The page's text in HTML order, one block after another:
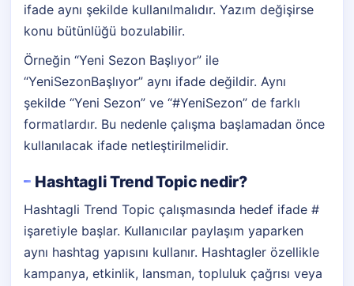
ifade aynı şekilde kullanılmalıdır. Yazım değişirse
konu bütünlüğü bozulabilir.
Örneğin “Yeni Sezon Başlıyor” ile
“YeniSezonBaşlıyor” aynı ifade değildir. Aynı
şekilde “Yeni Sezon” ve “#YeniSezon” de farklı
formatlardır. Bu nedenle çalışma başlamadan önce
kullanılacak ifade netleştirilmelidir.
Hashtagli Trend Topic nedir?
Hashtagli Trend Topic çalışmasında hedef ifade #
işaretiyle başlar. Kullanıcılar paylaşım yaparken
aynı hashtag yapısını kullanır. Hashtagler özellikle
kampanya, etkinlik, lansman, topluluk çağrısı veya